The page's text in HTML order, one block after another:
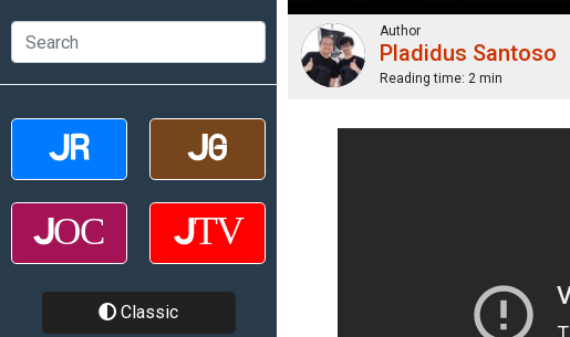
Classic
Author
Pladidus Santoso
Reading time: 2 min